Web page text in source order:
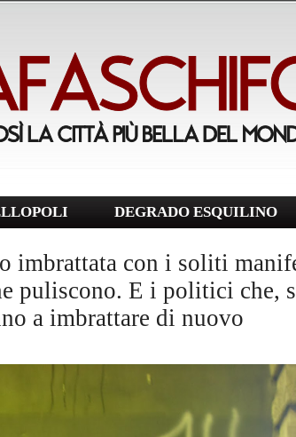
DEGRADO ESQUILINO
imbrattata con i soliti
puliscono. E i politici che,
a imbrattare di nuovo